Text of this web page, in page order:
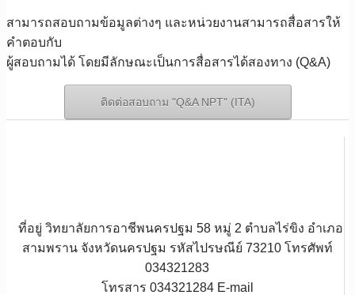
สามารถสอบถามข้อมูลต่างๆ และหน่วยงานสามารถสื่อสารให้
คำตอบกับ
ผู้สอบถามได้ โดยมีลักษณะเป็นการสื่อสารได้สองทาง (Q&A)
ติดต่อสอบถาม "Q&A NPT" (ITA)
ที่อยู่ วิทยาลัยการอาชีพนครปฐม 58 หมู่ 2 ตำบลไร่ขิง อำเภอ
สามพราน จังหวัดนครปฐม รหัสไปรษณีย์ 73210 โทรศัพท์
034321283
โทรสาร 034321284 E-mail